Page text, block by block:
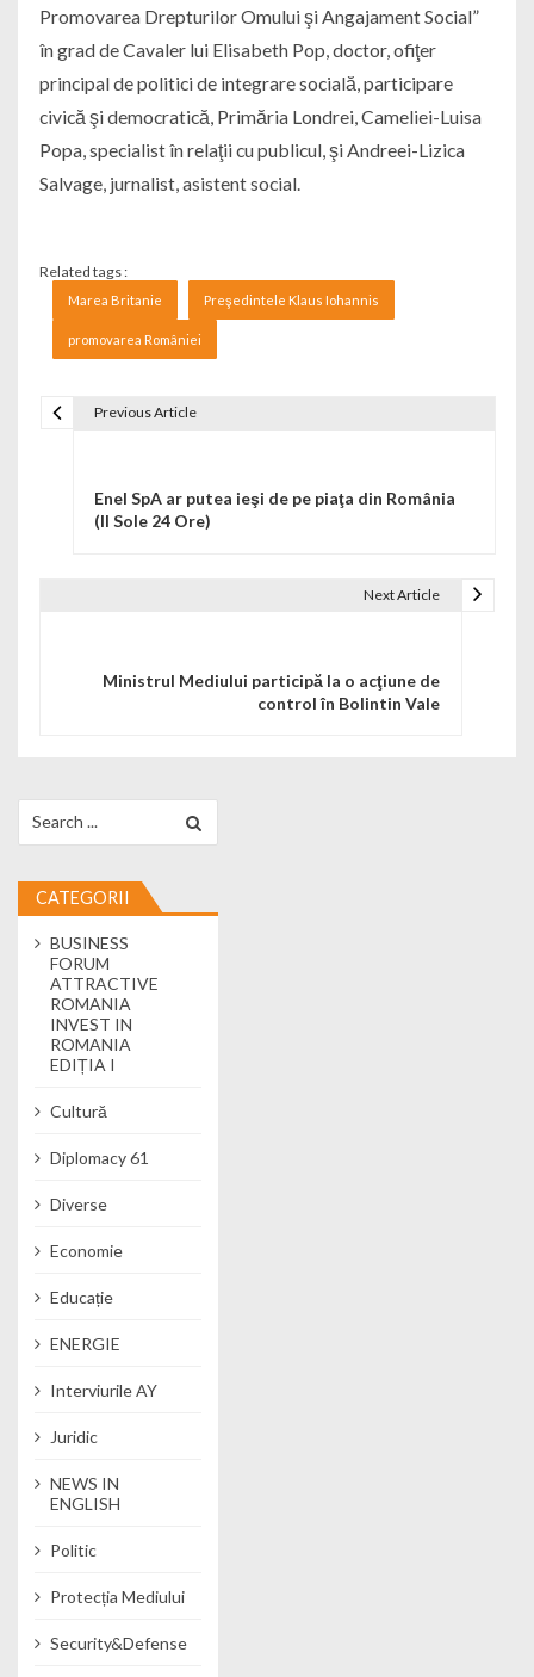
Promovarea Drepturilor Omului şi Angajament Social”
în grad de Cavaler lui Elisabeth Pop, doctor, ofiţer
principal de politici de integrare socială, participare
civică şi democratică, Primăria Londrei, Cameliei-Luisa
Popa, specialist în relaţii cu publicul, şi Andreei-Lizica
Salvage, jurnalist, asistent social.
Related tags :
Marea Britanie Preşedintele Klaus Iohannis
promovarea României
Previous Article
Enel SpA ar putea ieşi de pe piaţa din România
(Il Sole 24 Ore)
Next Article
Ministrul Mediului participă la o acţiune de
control în Bolintin Vale
CATEGORII
BUSINESS
FORUM
ATTRACTIVE
ROMANIA
INVEST IN
ROMANIA
EDIȚIA I
Cultură
Diplomacy 61
Diverse
Economie
Educație
ENERGIE
Interviurile AY
Juridic
NEWS IN
ENGLISH
Politic
Protecția Mediului
Security&Defense